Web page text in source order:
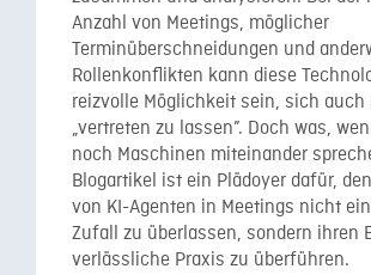
Anzahl von Meetings, möglicher
Terminüberschneidungen und
Rollenkonflikten kann diese
reizvolle Möglichkeit sein, sich auch
„vertreten zu lassen”. Doch was,
noch Maschinen miteinander
Blogartikel ist ein Plädoyer dafür,
von KI-Agenten in Meetings nicht
Zufall zu überlassen, sondern ihren
verlässliche Praxis zu überführen.